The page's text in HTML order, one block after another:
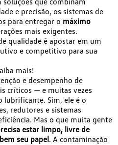
e precisão, os sistemas de
para entregar o máximo
mais exigentes.
qualidade é apostar em um
e competitivo para sua
mais!
e desempenho de
críticos — e muitas vezes
lubrificante. Sim, ele é o
redutores e sistemas
Mas o que muita gente
estar limpo, livre de
seu papel. A contaminação